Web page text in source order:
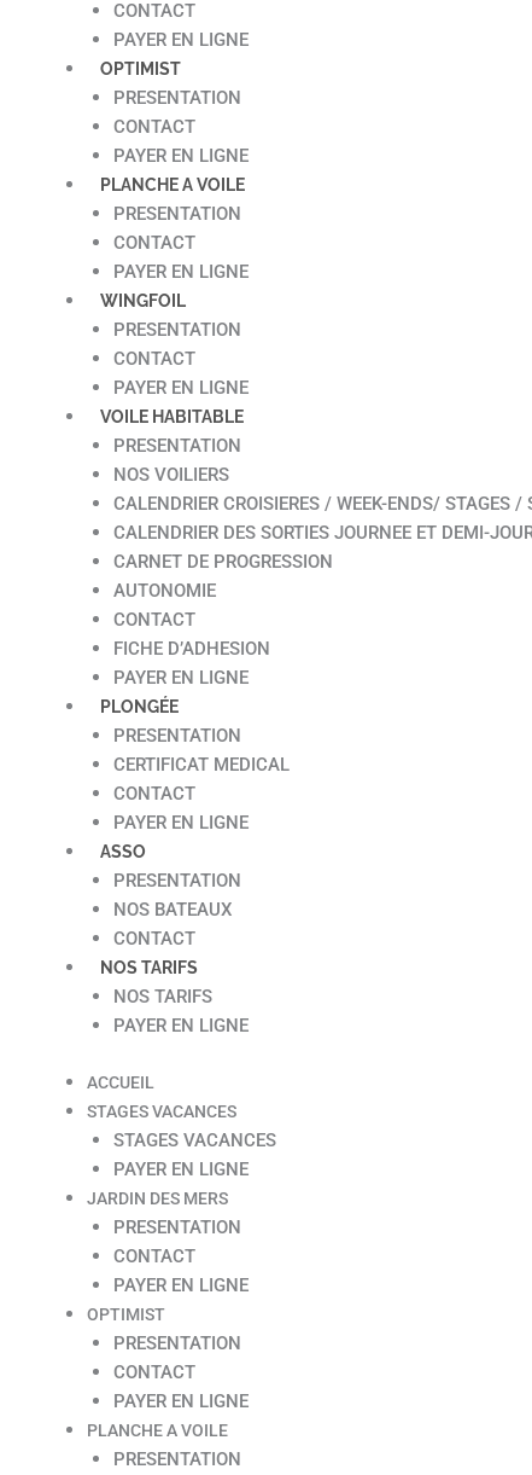
CONTACT
PAYER EN LIGNE
OPTIMIST
PRESENTATION
CONTACT
PAYER EN LIGNE
PLANCHE A VOILE
PRESENTATION
CONTACT
PAYER EN LIGNE
WINGFOIL
PRESENTATION
CONTACT
PAYER EN LIGNE
VOILE HABITABLE
PRESENTATION
NOS VOILIERS
CALENDRIER CROISIERES / WEEK-ENDS/ STAGES /
CALENDRIER DES SORTIES JOURNEE ET DEMI-
CARNET DE PROGRESSION
AUTONOMIE
CONTACT
FICHE D’ADHESION
PAYER EN LIGNE
PLONGÉE
PRESENTATION
CERTIFICAT MEDICAL
CONTACT
PAYER EN LIGNE
ASSO
PRESENTATION
NOS BATEAUX
CONTACT
NOS TARIFS
NOS TARIFS
PAYER EN LIGNE
ACCUEIL
STAGES VACANCES
STAGES VACANCES
PAYER EN LIGNE
JARDIN DES MERS
PRESENTATION
CONTACT
PAYER EN LIGNE
OPTIMIST
PRESENTATION
CONTACT
PAYER EN LIGNE
PLANCHE A VOILE
PRESENTATION